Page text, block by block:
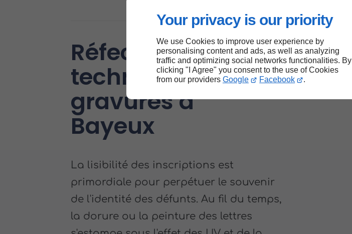
Your privacy is our priority
We use Cookies to improve user experience by
personalising content and ads, as well as analyzing
traffic and optimizing social networks functionalities. By
clicking "I Agree" you consent to the use of Cookies
from our providers Google Facebook .
Réfection
technique des
gravures à
Bayeux
La lisibilité des inscriptions est
primordiale pour perpétuer le souvenir
de l'identité des défunts. Au fil du temps,
la dorure ou la peinture des lettres